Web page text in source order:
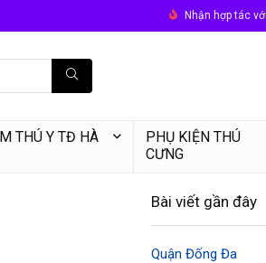
Nhận hợp tác
THÚ Y TĐ HÀ
PHỤ KIỆN THÚ
CƯNG
Bài viết gần đây
Quận Đống Đa